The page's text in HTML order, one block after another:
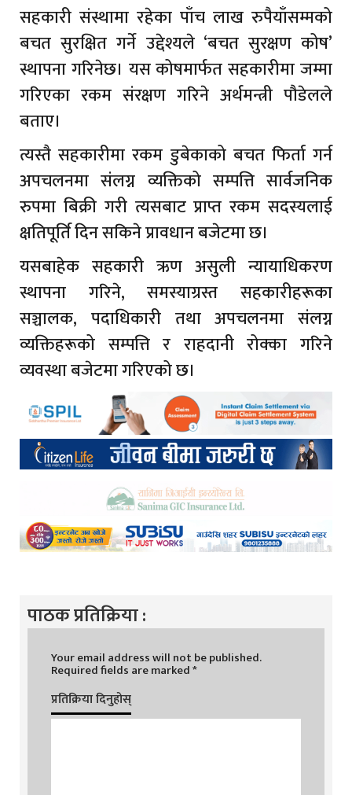
सहकारी संस्थामा रहेका पाँच लाख रुपैयाँसम्मको
बचत सुरक्षित गर्ने उद्देश्यले ‘बचत सुरक्षण कोष’
स्थापना गरिनेछ। यस कोषमार्फत सहकारीमा जम्मा
गरिएका रकम संरक्षण गरिने अर्थमन्त्री पौडेलले
बताए।
त्यस्तै सहकारीमा रकम डुबेकाको बचत फिर्ता गर्न
अपचलनमा संलग्न व्यक्तिको सम्पत्ति सार्वजनिक
रुपमा बिक्री गरी त्यसबाट प्राप्त रकम सदस्यलाई
क्षतिपूर्ति दिन सकिने प्रावधान बजेटमा छ।
यसबाहेक सहकारी ऋण असुली न्यायाधिकरण
स्थापना गरिने, समस्याग्रस्त सहकारीहरूका
सञ्चालक, पदाधिकारी तथा अपचलनमा संलग्न
व्यक्तिहरूको सम्पत्ति र राहदानी रोक्का गरिने
व्यवस्था बजेटमा गरिएको छ।
पाठक प्रतिक्रिया :
Your email address will not be published.
Required fields are marked*
प्रतिक्रिया दिनुहोस्